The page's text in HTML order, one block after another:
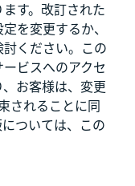
す。改訂された
を変更するか、
ください。この
ビスへのアクセ
お客様は、変更
されることに同
ついては、この